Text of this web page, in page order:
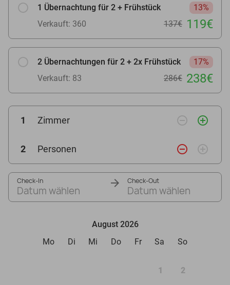
1 Übernachtung für 2 + Frühstück
13%
Verkauft: 360
137€ 119€
2 Übernachtungen für 2 + 2x Frühstück
17%
Verkauft: 83
286€ 238€
1 Zimmer remove_circle_outline add_circle_outline
2 Personen remove_circle_outline add_circle_outline
Check-In
Datum wählen
Check-Out
Datum wählen
August 2026
Mo
Di Mi Do Fr Sa So
1 2